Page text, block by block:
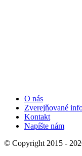
O nás
Zverejňované
Kontakt
Napíšte nám
© Copyright 2015 -